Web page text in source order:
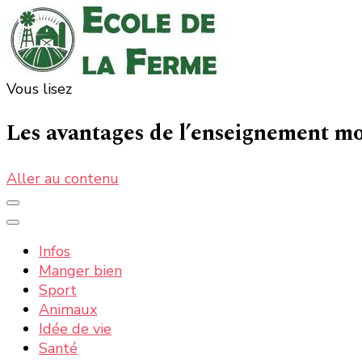
Vous lisez
Les avantages de l’enseignement
Aller au contenu
Infos
Manger bien
Sport
Animaux
Idée de vie
Santé